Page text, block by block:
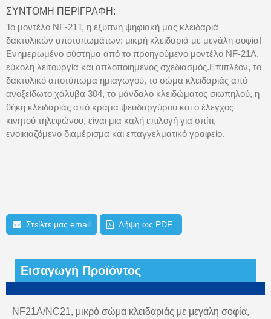
ΣΎΝΤΟΜΗ ΠΕΡΙΓΡΑΦΉ:
Το μοντέλο NF-21T, η έξυπνη ψηφιακή μας κλειδαριά
δακτυλικών αποτυπωμάτων: μικρή κλειδαριά με μεγάλη σοφία!
Ενημερωμένο σύστημα από το προηγούμενο μοντέλο NF-21A,
εύκολη λειτουργία και απλοποιημένος σχεδιασμός.Επιπλέον, το
δακτυλικό αποτύπωμα ημιαγωγού, το σώμα κλειδαριάς από
ανοξείδωτο χάλυβα 304, το μάνδαλο κλειδώματος σιωπηλού, η
θήκη κλειδαριάς από κράμα ψευδαργύρου και ο έλεγχος
κινητού τηλεφώνου, είναι μια καλή επιλογή για σπίτι,
ενοικιαζόμενο διαμέρισμα και επαγγελματικό γραφείο.
Στείλτε μας email Λήψη ως PDF
Εισαγωγή Προϊόντος
NF21A/NC21, μικρό σώμα κλειδαριάς με μεγάλη σοφία,